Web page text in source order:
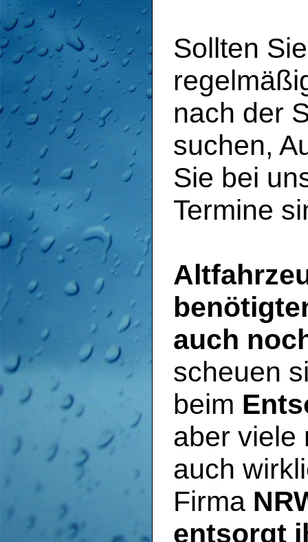
Sollten
nach der
suchen,
Sie bei
Termine
auch
scheuen
beim
aber viele
auch
Firma
entsorgt